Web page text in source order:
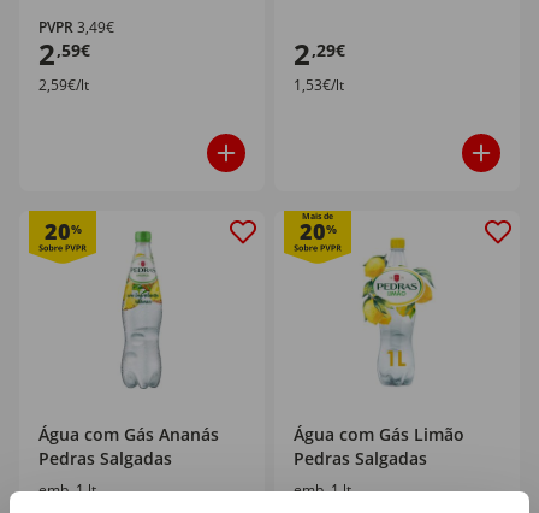
PVPR3,49€
2,59€
2,59€/lt
2,29€
1,53€/lt
20%
Água com Gás Ananás
Pedras Salgadas
emb. 1 lt
Mais de
20%
Água com Gás Limão
Pedras Salgadas
emb. 1 lt